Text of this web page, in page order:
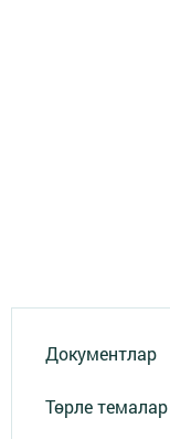
Документлар
Төрле темалар